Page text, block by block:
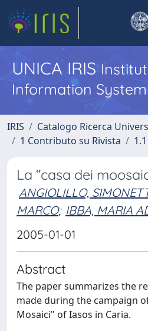
UNICA IRIS
Information System
IRIS
Catalogo Ricerca
1 Contributo su Rivista
La “casa dei
ANGIOLILLO,
MARCO; IBBA, MARIA
2005-01-01
Abstract
The paper summarizes the
made during the campaign
Mosaici" of Iasos in Caria.